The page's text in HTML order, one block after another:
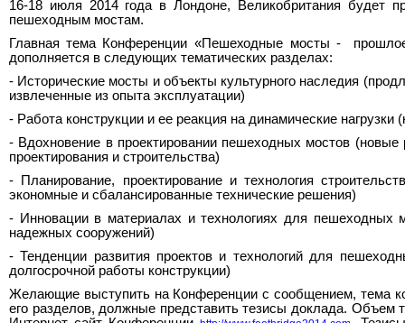
16-18 июля 2014 года в Лондоне, Великобритания будет
пешеходным мостам.
Главная тема Конференции «Пешеходные мосты -
дополняется в следующих тематических разделах:
- Исторические мосты и объекты культурного наследия
извлеченные из опыта эксплуатации)
- Работа конструкции и ее реакция на динамические
- Вдохновение в проектировании пешеходных мостов
проектирования и строительства)
- Планирование, проектирование и технология
экономные и сбалансированные технические решения)
- Инновации в материалах и технологиях для пешеходных
надежных сооружений)
- Тенденции развития проектов и технологий для
долгосрочной работы конструкции)
Желающие выступить на Конференции с сообщением, тема
его разделов, должные представить тезисы доклада. Объем